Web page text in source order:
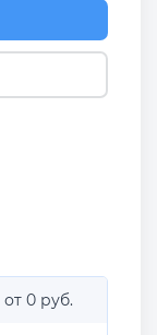
от 0 руб.